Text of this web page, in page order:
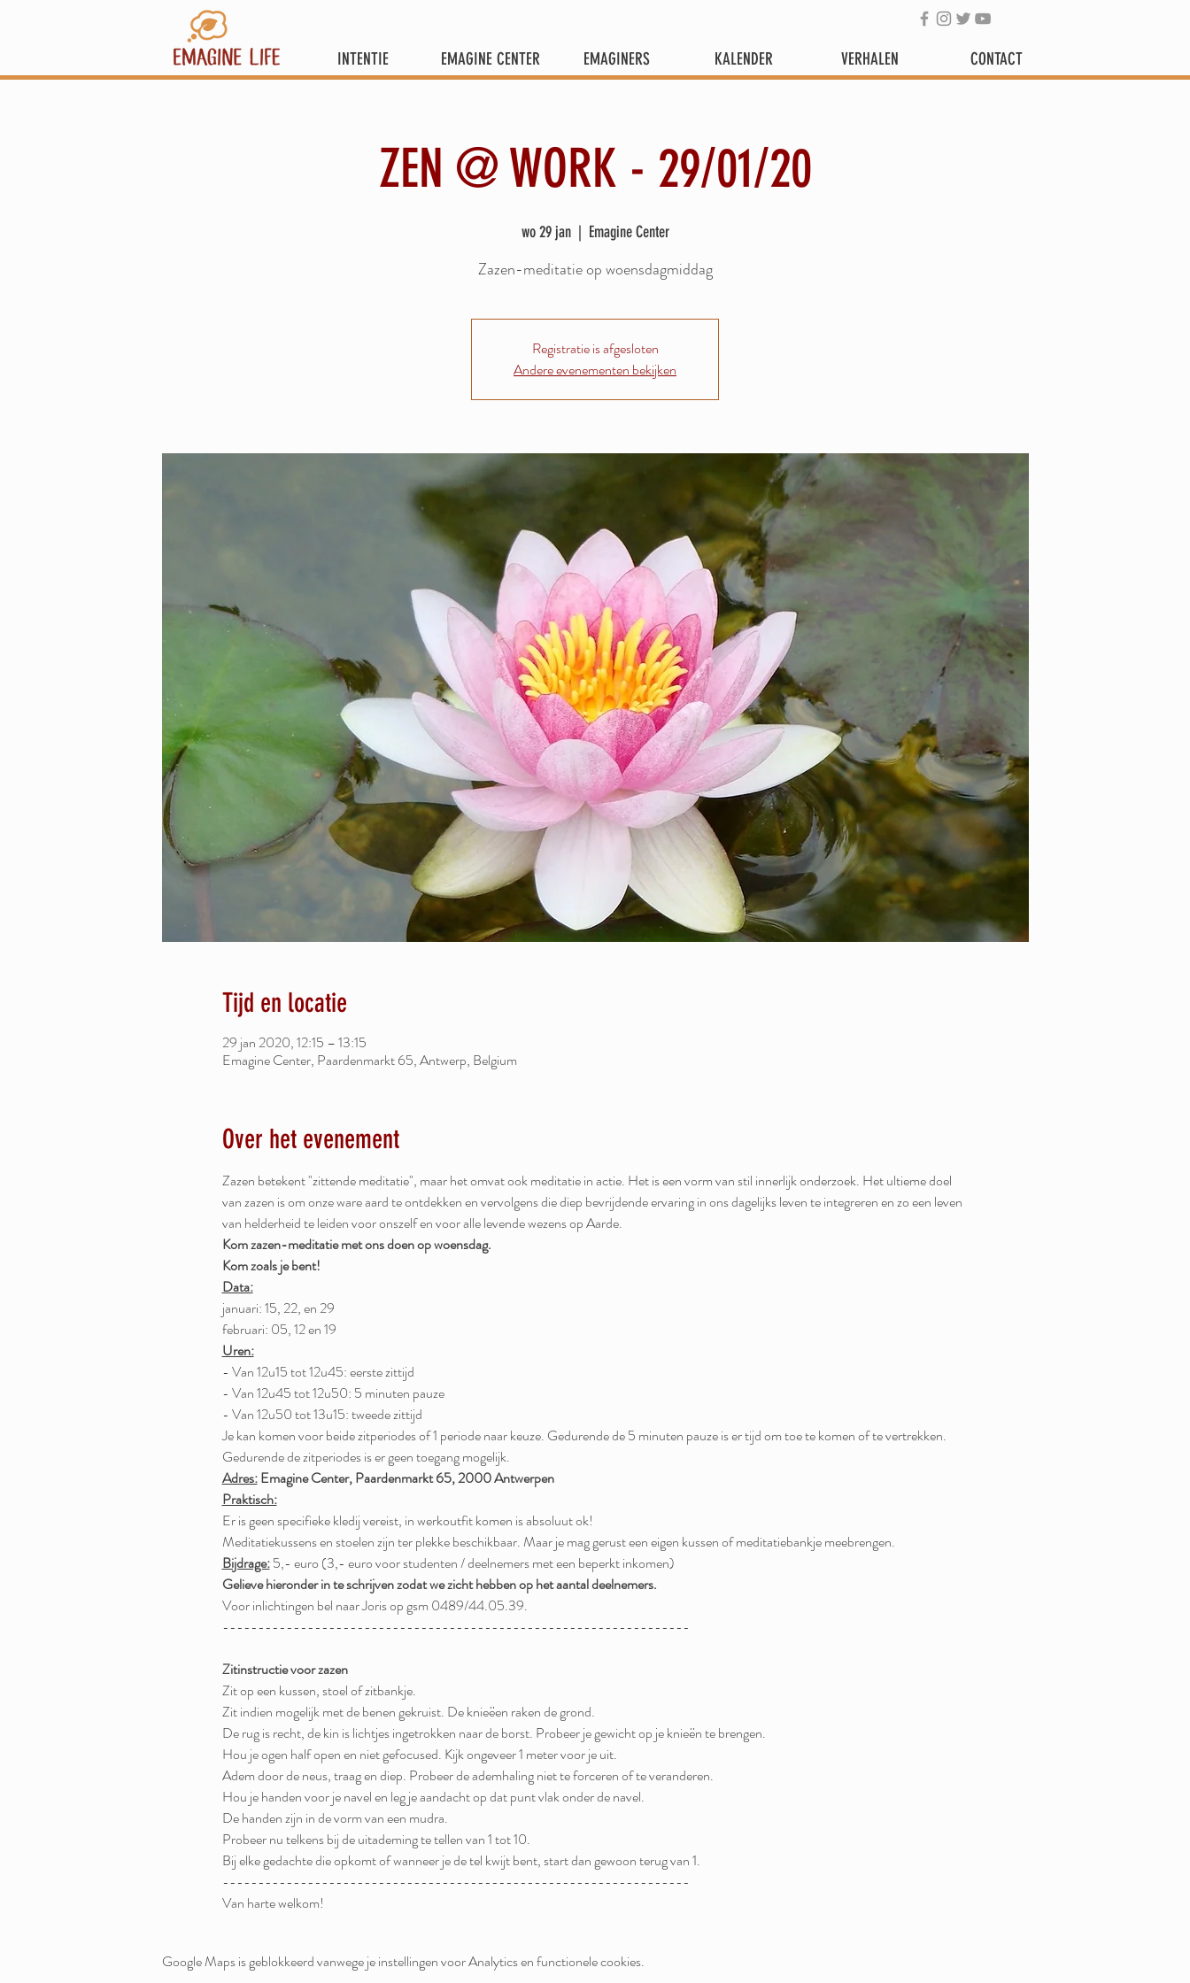
INTENTIE EMAGINE CENTER EMAGINERS KALENDER VERHALEN CONTACT
ZEN @ WORK - 29/01/20
wo 29 jan
  |
Emagine Center
Zazen-meditatie op woensdagmiddag
Registratie is afgesloten
Andere evenementen bekijken
Tijd en locatie
29 jan 2020, 12:15 – 13:15
Emagine Center, Paardenmarkt 65, Antwerp, Belgium
Over het evenement
Zazen betekent "zittende meditatie", maar het omvat ook meditatie in actie. Het is een vorm van stil innerlijk onderzoek. Het ultieme doel
van zazen is om onze ware aard te ontdekken en vervolgens die diep bevrijdende ervaring in ons dagelijks leven te integreren en zo een leven
van helderheid te leiden voor onszelf en voor alle levende wezens op Aarde.
Kom zazen-meditatie met ons doen op woensdag.
Kom zoals je bent!
Data:
januari: 15, 22, en 29
februari: 05, 12 en 19
Uren:
- Van 12u15 tot 12u45: eerste zittijd
- Van 12u45 tot 12u50: 5 minuten pauze
- Van 12u50 tot 13u15: tweede zittijd
Je kan komen voor beide zitperiodes of 1 periode naar keuze. Gedurende de 5 minuten pauze is er tijd om toe te komen of te vertrekken.
Gedurende de zitperiodes is er geen toegang mogelijk.
Adres:Emagine Center, Paardenmarkt 65, 2000 Antwerpen
Praktisch:
Er is geen specifieke kledij vereist, in werkoutfit komen is absoluut ok!
Meditatiekussens en stoelen zijn ter plekke beschikbaar. Maar je mag gerust een eigen kussen of meditatiebankje meebrengen.
Bijdrage: 5,- euro (3,- euro voor studenten / deelnemers met een beperkt inkomen)
Gelieve hieronder in te schrijven zodat we zicht hebben op het aantal deelnemers.
Voor inlichtingen bel naar Joris op gsm 0489/44.05.39.
------------------------------------------------------------------
Zitinstructie voor zazen
Zit op een kussen, stoel of zitbankje.
Zit indien mogelijk met de benen gekruist. De knieëen raken de grond.
De rug is recht, de kin is lichtjes ingetrokken naar de borst. Probeer je gewicht op je knieën te brengen.
Hou je ogen half open en niet gefocused. Kijk ongeveer 1 meter voor je uit.
Adem door de neus, traag en diep. Probeer de ademhaling niet te forceren of te veranderen.
Hou je handen voor je navel en leg je aandacht op dat punt vlak onder de navel.
De handen zijn in de vorm van een mudra.
Probeer nu telkens bij de uitademing te tellen van 1 tot 10.
Bij elke gedachte die opkomt of wanneer je de tel kwijt bent, start dan gewoon terug van 1.
------------------------------------------------------------------
Van harte welkom!
Google Maps is geblokkeerd vanwege je instellingen voor Analytics en functionele cookies.